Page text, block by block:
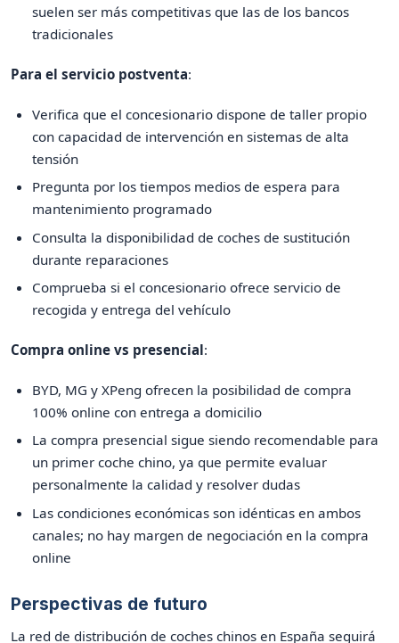
suelen ser más competitivas que las de los bancos
tradicionales
Para el servicio postventa:
Verifica que el concesionario dispone de taller propio
con capacidad de intervención en sistemas de alta
tensión
Pregunta por los tiempos medios de espera para
mantenimiento programado
Consulta la disponibilidad de coches de sustitución
durante reparaciones
Comprueba si el concesionario ofrece servicio de
recogida y entrega del vehículo
Compra online vs presencial:
BYD, MG y XPeng ofrecen la posibilidad de compra
100% online con entrega a domicilio
La compra presencial sigue siendo recomendable para
un primer coche chino, ya que permite evaluar
personalmente la calidad y resolver dudas
Las condiciones económicas son idénticas en ambos
canales; no hay margen de negociación en la compra
online
Perspectivas de futuro
La red de distribución de coches chinos en España seguirá